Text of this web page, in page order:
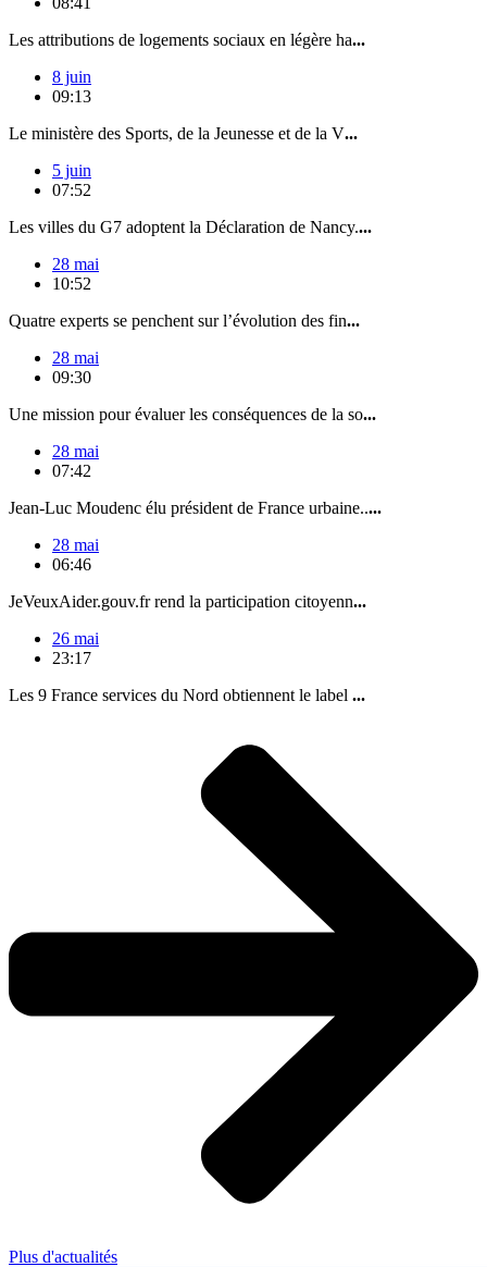
Les attributions de logements sociaux en légère ha...
8 juin
09:13
Le ministère des Sports, de la Jeunesse et de la V...
5 juin
07:52
Les villes du G7 adoptent la Déclaration de Nancy....
28 mai
10:52
Quatre experts se penchent sur l’évolution des fin...
28 mai
09:30
Une mission pour évaluer les conséquences de la so...
28 mai
07:42
Jean-Luc Moudenc élu président de France urbaine.....
28 mai
06:46
JeVeuxAider.gouv.fr rend la participation citoyenn...
26 mai
23:17
Les 9 France services du Nord obtiennent le label ...
Plus d'actualités